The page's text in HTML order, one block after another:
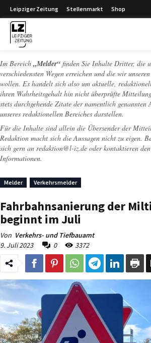
Leipziger Zeitung Stellenmarkt Shop
Im Bereich „Melder“ finden Sie Inhalte Dritter, die
verschiedensten Wegen erreichen und die wir
wollen. Es handelt sich also um aktuelle,
ihren Wahrheitsgehalt hin nicht überprüfte
stets durchgehende Zitate der namentlich genannten
unseres redaktionellen Bereiches darstellen.
Für die Inhalte sind allein die Übersender der
Redaktion macht sich die Aussagen nicht zu eigen.
sich gern an redaktion@l-iz.de oder kontaktieren
Informationen.
Melder Verkehrsmelder
Fahrbahnsanierung der
beginnt im Juli
Von Verkehrs- und Tiefbauamt
9. Juli 2023
0 3372